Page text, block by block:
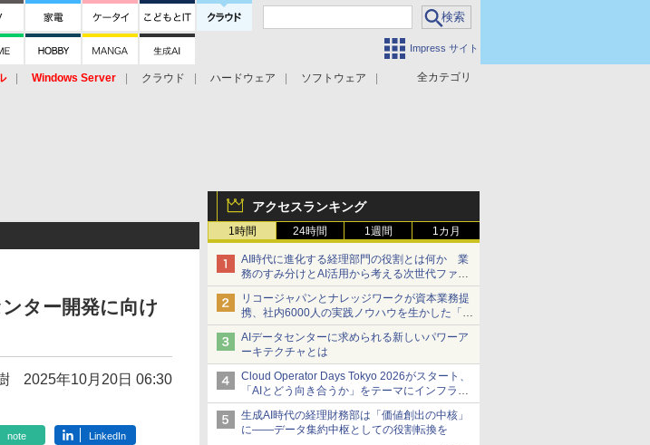
Impress サイト
全カテゴリ
Windows Server クラウド ハードウェア
ソフトウェア
アクセスランキング
1時間 24時間 1週間 1カ月
AI時代に進化する経理部門の役割とは何か 業
務のすみ分けとAI活用から考える次世代ファイ
ナンス戦略
リコージャパンとナレッジワークが資本業務提
携、社内6000人の実践ノウハウを生かした「AI
商談記録 for RICOH」を展開へ
AIデータセンターに求められる新しいパワーア
ーキテクチャとは
Cloud Operator Days Tokyo 2026がスタート、
「AIとどう向き合うか」をテーマにインフラ運
用の知見を集約
生成AI時代の経理財務部は「価値創出の中核」
に――データ集約中枢としての役割転換を
ター開発に向け
2025年10月20日 06:30
note LinkedIn